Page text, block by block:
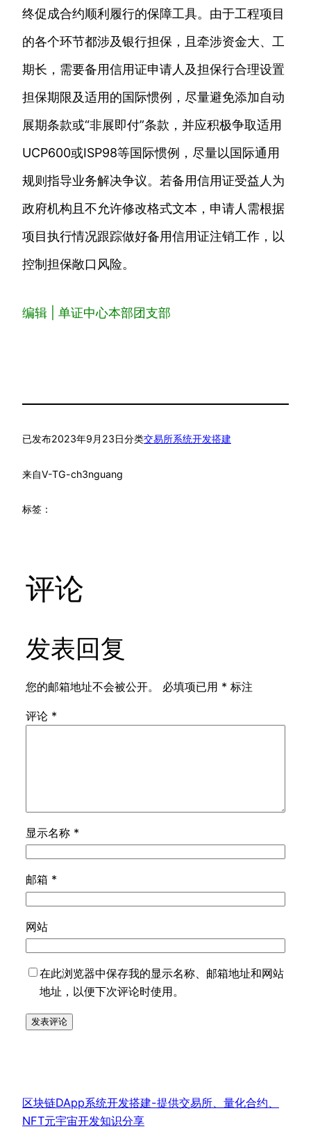
终促成合约顺利履行的保障工具。由于工程项目
的各个环节都涉及银行担保，且牵涉资金大、工
期长，需要备用信用证申请人及担保行合理设置
担保期限及适用的国际惯例，尽量避免添加自动
展期条款或“非展即付”条款，并应积极争取适用
UCP600或ISP98等国际惯例，尽量以国际通用
规则指导业务解决争议。若备用信用证受益人为
政府机构且不允许修改格式文本，申请人需根据
项目执行情况跟踪做好备用信用证注销工作，以
控制担保敞口风险。
编辑 | 单证中心本部团支部
已发布2023年9月23日分类交易所系统开发搭建
来自V-TG-ch3nguang
标签：
评论
发表回复
您的邮箱地址不会被公开。 必填项已用 * 标注
评论 *
显示名称 *
邮箱 *
网站
在此浏览器中保存我的显示名称、邮箱地址和网站
地址，以便下次评论时使用。
区块链DApp系统开发搭建-提供交易所、量化合约、
NFT元宇宙开发知识分享